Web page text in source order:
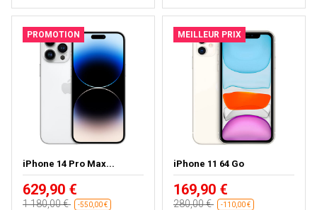
PROMOTION
iPhone 14 Pro Max...
629,90 €
1 180,00 € -550,00 €
MEILLEUR PRIX
iPhone 11 64 Go
169,90 €
280,00 € -110,00 €